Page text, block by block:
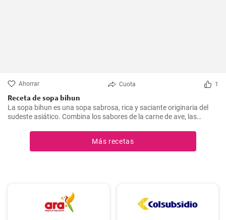
Ahorrar Cuota 1
Receta de sopa bihun
La sopa bihun es una sopa sabrosa, rica y saciante originaria del
sudeste asiático. Combina los sabores de la carne de ave, las
preparamos todas las semanas.
Más recetas